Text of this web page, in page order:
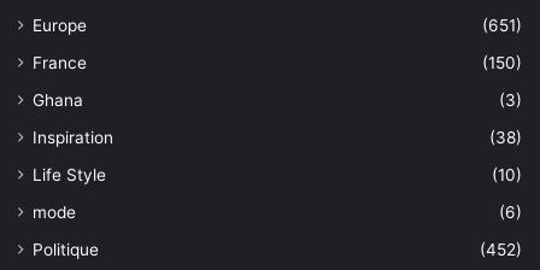
Europe
(651)
France
(150)
Ghana
(3)
Inspiration
(38)
Life Style
(10)
mode
(6)
Politique
(452)